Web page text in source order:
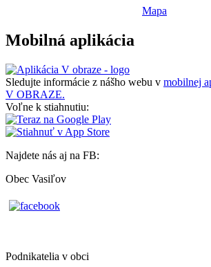
Mapa
Mobilná aplikácia
Sledujte informácie z nášho webu v mobilnej
V OBRAZE.
Voľne k stiahnutiu:
Najdete nás aj na FB:
Obec Vasiľov
Podnikatelia v obci